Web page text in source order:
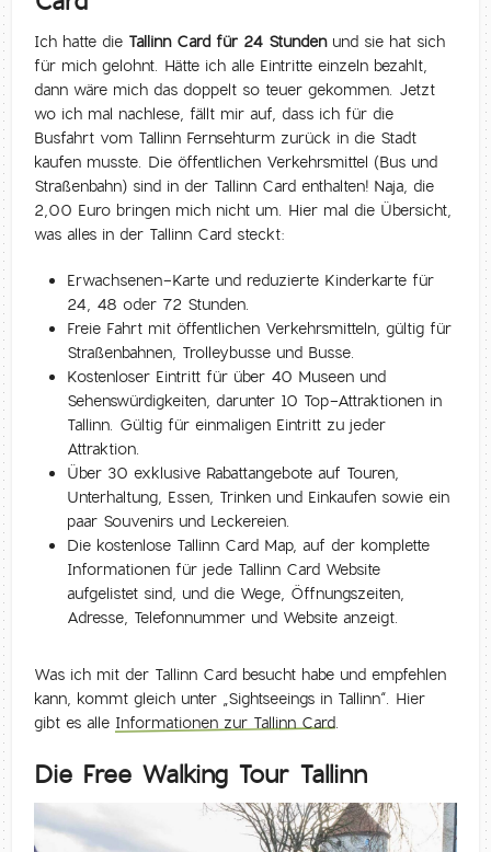
Ich hatte die Tallinn Card für 24 Stundenund sie hat sich
für mich gelohnt. Hätte ich alle Eintritte einzeln bezahlt,
dann wäre mich das doppelt so teuer gekommen. Jetzt
wo ich mal nachlese, fällt mir auf, dass ich für die
Busfahrt vom Tallinn Fernsehturm zurück in die Stadt
kaufen musste. Die öffentlichen Verkehrsmittel (Bus und
Straßenbahn) sind in der Tallinn Card enthalten! Naja, die
2,00 Euro bringen mich nicht um. Hier mal die Übersicht,
was alles in der Tallinn Card steckt:
Erwachsenen-Karte und reduzierte Kinderkarte für
24, 48 oder 72 Stunden.
Freie Fahrt mit öffentlichen Verkehrsmitteln, gültig für
Straßenbahnen, Trolleybusse und Busse.
Kostenloser Eintritt für über 40 Museen und
Sehenswürdigkeiten, darunter 10 Top-Attraktionen in
Tallinn. Gültig für einmaligen Eintritt zu jeder
Attraktion.
Über 30 exklusive Rabattangebote auf Touren,
Unterhaltung, Essen, Trinken und Einkaufen sowie ein
paar Souvenirs und Leckereien.
Die kostenlose Tallinn Card Map, auf der komplette
Informationen für jede Tallinn Card Website
aufgelistet sind, und die Wege, Öffnungszeiten,
Adresse, Telefonnummer und Website anzeigt.
Was ich mit der Tallinn Card besucht habe und empfehlen
kann, kommt gleich unter „Sightseeings in Tallinn“. Hier
gibt es alle Informationen zur Tallinn Card.
Die Free Walking Tour Tallinn